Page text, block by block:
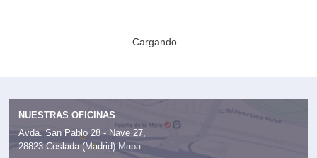
Cargando...
NUESTRAS OFICINAS
Avda. San Pablo 28 - Nave 27,
28823 Coslada (Madrid) Mapa